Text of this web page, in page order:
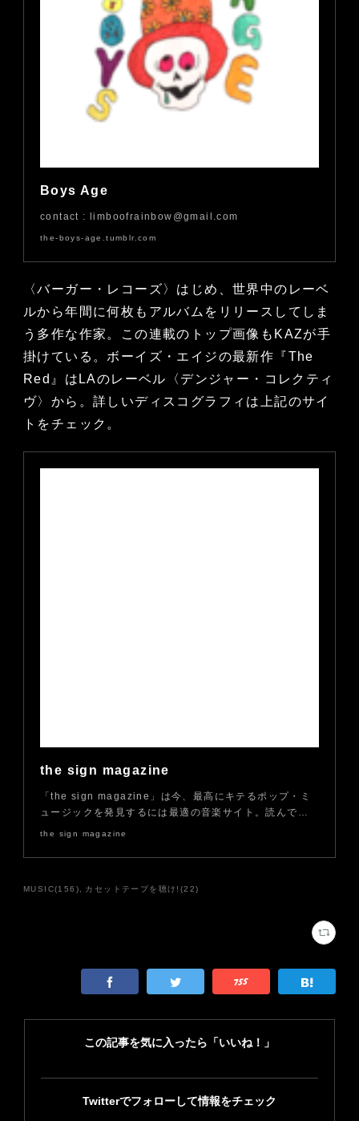
Boys Age
contact : limboofrainbow@gmail.com
the-boys-age.tumblr.com
〈バーガー・レコーズ〉はじめ、世界中のレーベ
ルから年間に何枚もアルバムをリリースしてしま
う多作な作家。この連載のトップ画像もKAZが手
掛けている。ボーイズ・エイジの最新作『The
Red』はLAのレーベル〈デンジャー・コレクティ
ヴ〉から。詳しいディスコグラフィは上記のサイ
トをチェック。
the sign magazine
「the sign magazine」は今、最高にキテるポップ・ミ
ュージックを発見するには最適の音楽サイト。読んで…
the sign magazine
MUSIC(156 ) カセットテープを聴け! (22)